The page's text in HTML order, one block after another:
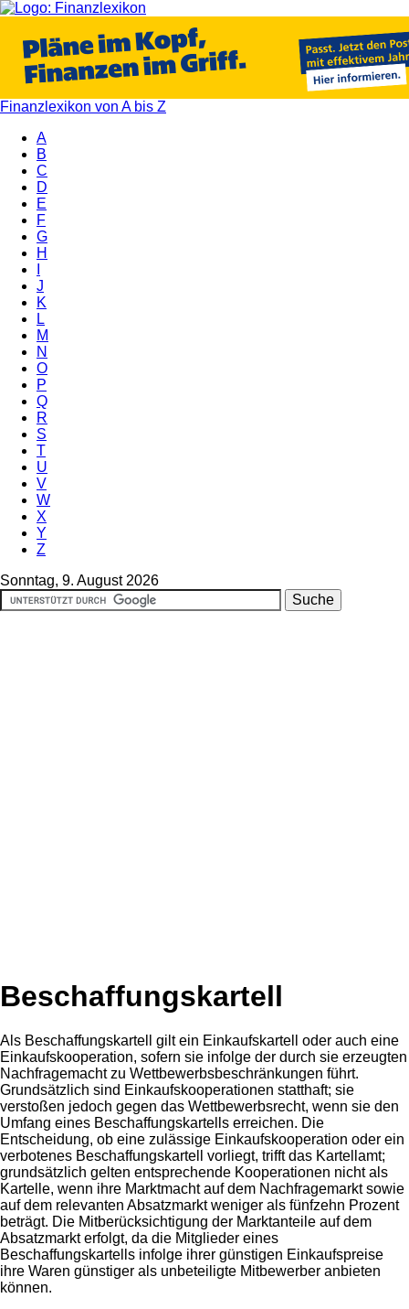
Finanzlexikon von A bis Z
A
B
C
D
E
F
G
H
J
K
L
M
N
O
P
Q
R
S
T
U
V
W
X
Y
Z
Sonntag, 9. August 2026
Beschaffungskartell
Als Beschaffungskartell gilt ein Einkaufskartell oder auch eine
Einkaufskooperation, sofern sie infolge der durch sie erzeugten
Nachfragemacht zu Wettbewerbsbeschränkungen führt.
Grundsätzlich sind Einkaufskooperationen statthaft; sie
verstoßen jedoch gegen das Wettbewerbsrecht, wenn sie den
Umfang eines Beschaffungskartells erreichen. Die
Entscheidung, ob eine zulässige Einkaufskooperation oder ein
verbotenes Beschaffungskartell vorliegt, trifft das Kartellamt;
grundsätzlich gelten entsprechende Kooperationen nicht als
Kartelle, wenn ihre Marktmacht auf dem Nachfragemarkt sowie
auf dem relevanten Absatzmarkt weniger als fünfzehn Prozent
beträgt. Die Mitberücksichtigung der Marktanteile auf dem
Absatzmarkt erfolgt, da die Mitglieder eines
Beschaffungskartells infolge ihrer günstigen Einkaufspreise
ihre Waren günstiger als unbeteiligte Mitbewerber anbieten
können.